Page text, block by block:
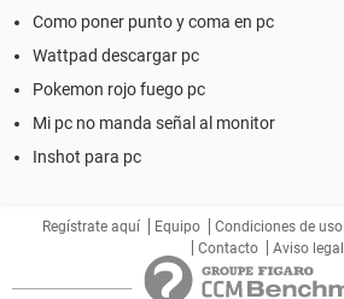
Como poner punto y coma en pc
Wattpad descargar pc
Pokemon rojo fuego pc
Mi pc no manda señal al monitor
Inshot para pc
Regístrate aquí Equipo Condiciones de uso
Contacto
Aviso legal